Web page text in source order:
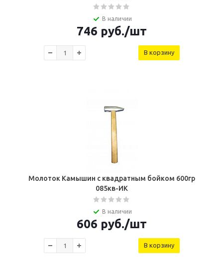
В наличии
746 руб./шт
В корзину
Молоток Камышин с квадратным бойком 600гр
085кв-ИК
В наличии
606 руб./шт
В корзину